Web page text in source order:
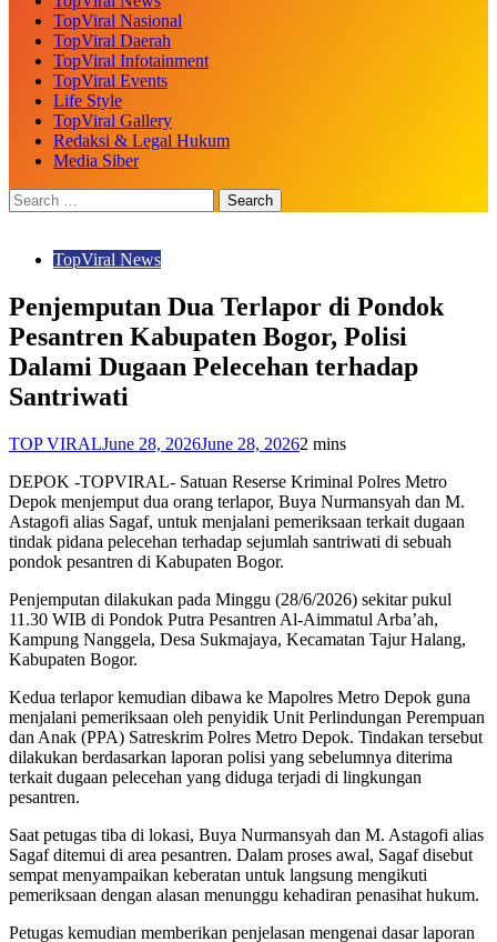
TopViral Nasional
TopViral Daerah
TopViral Infotainment
TopViral Events
Life Style
TopViral Gallery
Redaksi & Legal Hukum
Media Siber
TopViral News
Penjemputan Dua Terlapor di Pondok
Pesantren Kabupaten Bogor, Polisi
Dalami Dugaan Pelecehan terhadap
Santriwati
TOP VIRALJune 28, 2026June 28, 20262 mins
DEPOK -TOPVIRAL- Satuan Reserse Kriminal Polres Metro
Depok menjemput dua orang terlapor, Buya Nurmansyah dan M.
Astagofi alias Sagaf, untuk menjalani pemeriksaan terkait dugaan
tindak pidana pelecehan terhadap sejumlah santriwati di sebuah
pondok pesantren di Kabupaten Bogor.
Penjemputan dilakukan pada Minggu (28/6/2026) sekitar pukul
11.30 WIB di Pondok Putra Pesantren Al-Aimmatul Arba’ah,
Kampung Nanggela, Desa Sukmajaya, Kecamatan Tajur Halang,
Kabupaten Bogor.
Kedua terlapor kemudian dibawa ke Mapolres Metro Depok guna
menjalani pemeriksaan oleh penyidik Unit Perlindungan Perempuan
dan Anak (PPA) Satreskrim Polres Metro Depok. Tindakan tersebut
dilakukan berdasarkan laporan polisi yang sebelumnya diterima
terkait dugaan pelecehan yang diduga terjadi di lingkungan
pesantren.
Saat petugas tiba di lokasi, Buya Nurmansyah dan M. Astagofi alias
Sagaf ditemui di area pesantren. Dalam proses awal, Sagaf disebut
sempat menyampaikan keberatan untuk langsung mengikuti
pemeriksaan dengan alasan menunggu kehadiran penasihat hukum.
Petugas kemudian memberikan penjelasan mengenai dasar laporan